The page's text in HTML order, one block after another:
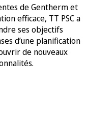
de Gentherm et
efficace, TT PSC a
ses objectifs
d’une planification
de nouveaux